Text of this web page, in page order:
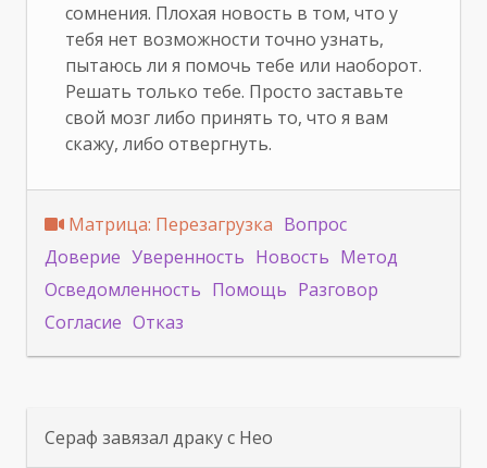
сомнения. Плохая новость в том, что у
тебя нет возможности точно узнать,
пытаюсь ли я помочь тебе или наоборот.
Решать только тебе. Просто заставьте
свой мозг либо принять то, что я вам
скажу, либо отвергнуть.
Матрица: Перезагрузка Вопрос
Доверие Уверенность Новость Метод
Осведомленность Помощь Разговор
Согласие Отказ
Сераф завязал драку с Нео